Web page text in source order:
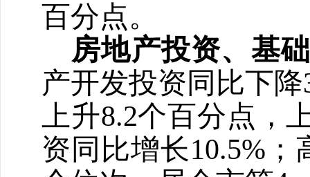
百分点。
房地产投资、基
产开发投资同比下降
上升8.2个百分点，
资同比增长10.5%